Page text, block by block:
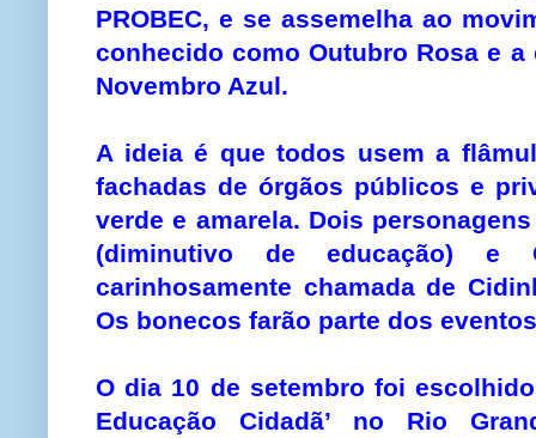
PROBEC, e se assemelha ao
conhecido como Outubro Rosa e
Novembro Azul.
A ideia é que todos usem a
fachadas de órgãos públicos e
verde e amarela. Dois
(diminutivo de educação) e
carinhosamente chamada de
Os bonecos farão parte dos
O dia 10 de setembro foi
Educação Cidadã’ no Rio